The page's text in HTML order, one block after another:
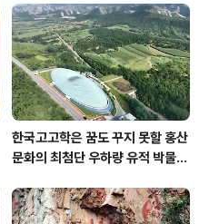
한국고고학은 꿈도 꾸지 못할 홍산
문화의 최첨단 우하량 유적 박물관